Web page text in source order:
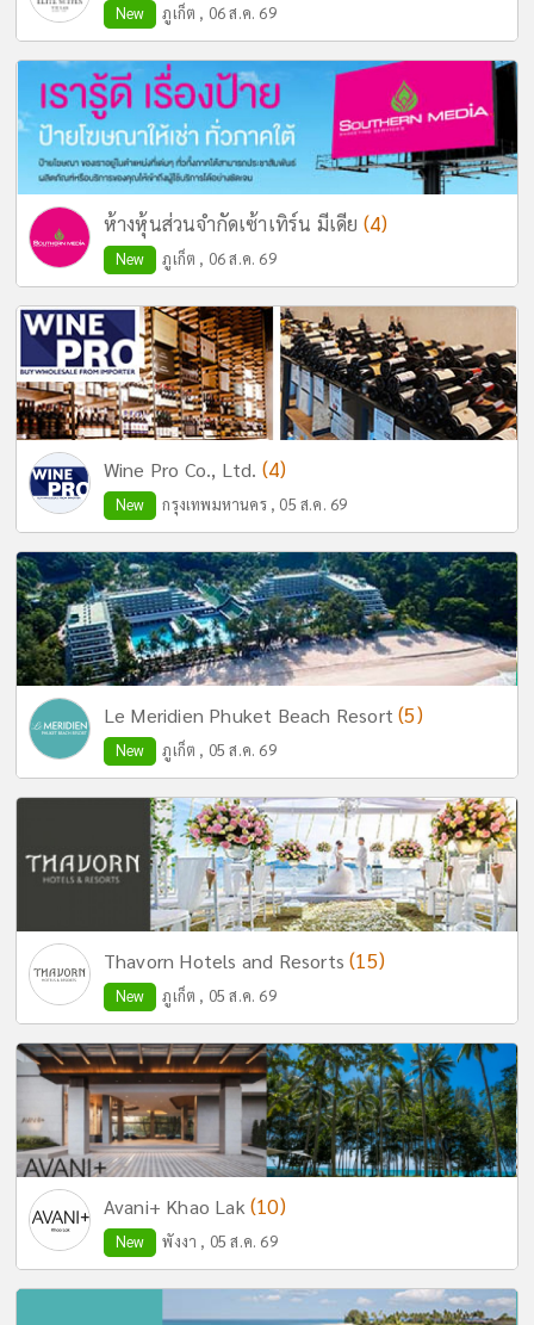
New ภูเก็ต , 06 ส.ค. 69
ห้างหุ้นส่วนจำกัดเซ้าเทิร์น มีเดีย (4)
New ภูเก็ต , 06 ส.ค. 69
Wine Pro Co., Ltd. (4)
New กรุงเทพมหานคร , 05 ส.ค. 69
Le Meridien Phuket Beach Resort(5)
New ภูเก็ต , 05 ส.ค. 69
Thavorn Hotels and Resorts(15)
New ภูเก็ต , 05 ส.ค. 69
Avani+ Khao Lak (10)
New พังงา , 05 ส.ค. 69